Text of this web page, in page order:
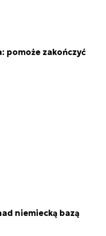
pomoże zakończyć
niemiecką bazą